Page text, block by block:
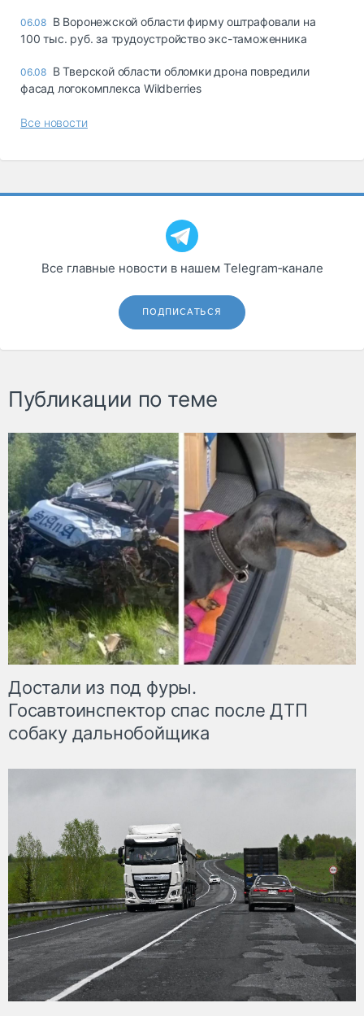
06.08 В Воронежской области фирму оштрафовали на
100 тыс. руб. за трудоустройство экс-таможенника
06.08 В Тверской области обломки дрона повредили
фасад логокомплекса Wildberries
Все новости
Все главные новости в нашем Telegram‑канале
ПОДПИСАТЬСЯ
Публикации по теме
Достали из под фуры.
Госавтоинспектор спас после ДТП
собаку дальнобойщика